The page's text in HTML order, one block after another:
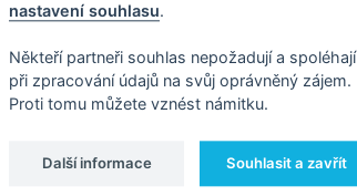
nastavení souhlasu.
Někteří partneři souhlas nepožadují a spoléhají
při zpracování údajů na svůj oprávněný zájem.
Proti tomu můžete vznést námitku.
Další informace Souhlasit a zavřít